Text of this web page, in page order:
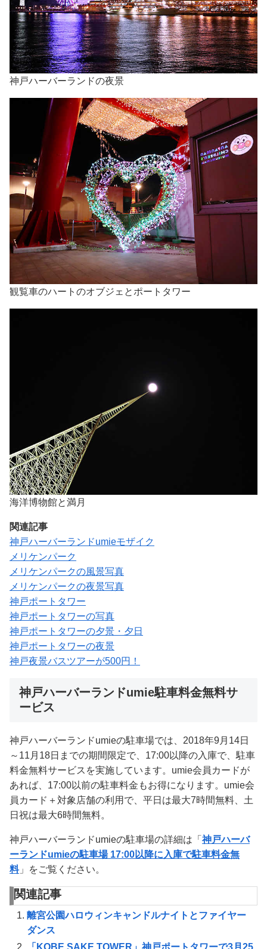
神戸ハーバーランドの夜景
観覧車のハートのオブジェとポートタワー
海洋博物館と満月
関連記事
神戸ハーバーランドumieモザイク
メリケンパーク
メリケンパークの風景写真
メリケンパークの夜景写真
神戸ポートタワー
神戸ポートタワーの写真
神戸ポートタワーの夕景・夕日
神戸ポートタワーの夜景
神戸夜景バスツアーが500円！
神戸ハーバーランドumie駐車料金無料サ
ービス
神戸ハーバーランドumieの駐車場では、2018年9月14日
～11月18日までの期間限定で、17:00以降の入庫で、駐車
料金無料サービスを実施しています。umie会員カードが
あれば、17:00以前の駐車料金もお得になります。umie会
員カード＋対象店舗の利用で、平日は最大7時間無料、土
日祝は最大6時間無料。
神戸ハーバーランドumieの駐車場の詳細は「 神戸ハーバ
ーランドumieの駐車場 17:00以降に入庫で駐車料金無
料」をご覧ください。
関連記事
離宮公園ハロウィンキャンドルナイトとファイヤー
ダンス
「KOBE SAKE TOWER」神戸ポートタワーで3月25